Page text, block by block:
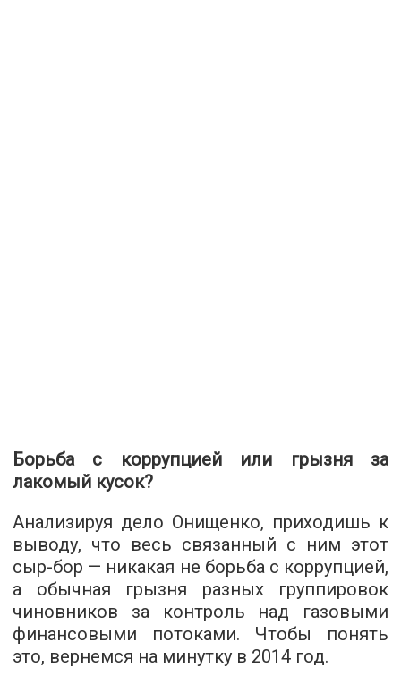
Борьба с коррупцией или грызня за
лакомый кусок?
Анализируя дело Онищенко, приходишь к
выводу, что весь связанный с ним этот
сыр-бор — никакая не борьба с коррупцией,
а обычная грызня разных группировок
чиновников за контроль над газовыми
финансовыми потоками. Чтобы понять
это, вернемся на минутку в 2014 год.